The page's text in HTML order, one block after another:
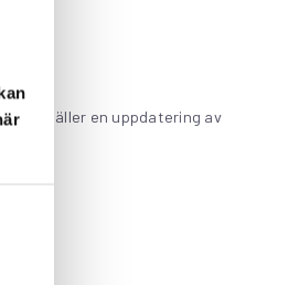
det gäller en uppdatering av